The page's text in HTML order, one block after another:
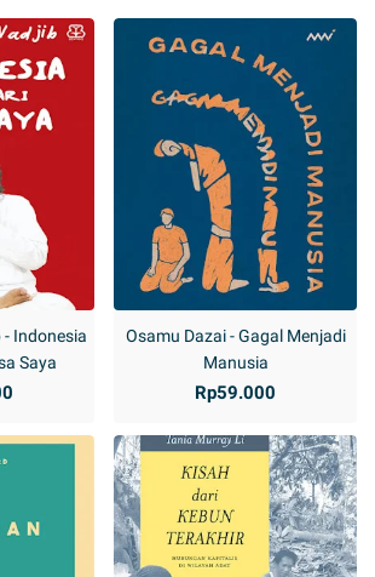
- Indonesia
Saya
Osamu Dazai - Gagal Menjadi
Manusia
Rp59.000